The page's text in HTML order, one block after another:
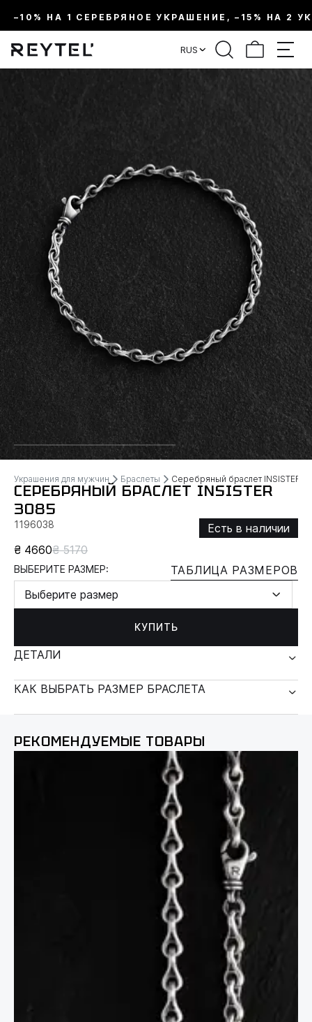
–10% НА 1 СЕРЕБРЯНОЕ УКРАШЕНИЕ, –15% НА 2
RUS
Украшения для мужчин Браслеты Серебряный браслет INSISTER
СЕРЕБРЯНЫЙ БРАСЛЕТ INSISTER
3085
1196038
Есть в наличии
₴ 4660₴ 5170
ВЫБЕРИТЕ РАЗМЕР:
ТАБЛИЦА РАЗМЕРОВ
Выберите размер
КУПИТЬ
ДЕТАЛИ
КАК ВЫБРАТЬ РАЗМЕР БРАСЛЕТА
РЕКОМЕНДУЕМЫЕ ТОВАРЫ